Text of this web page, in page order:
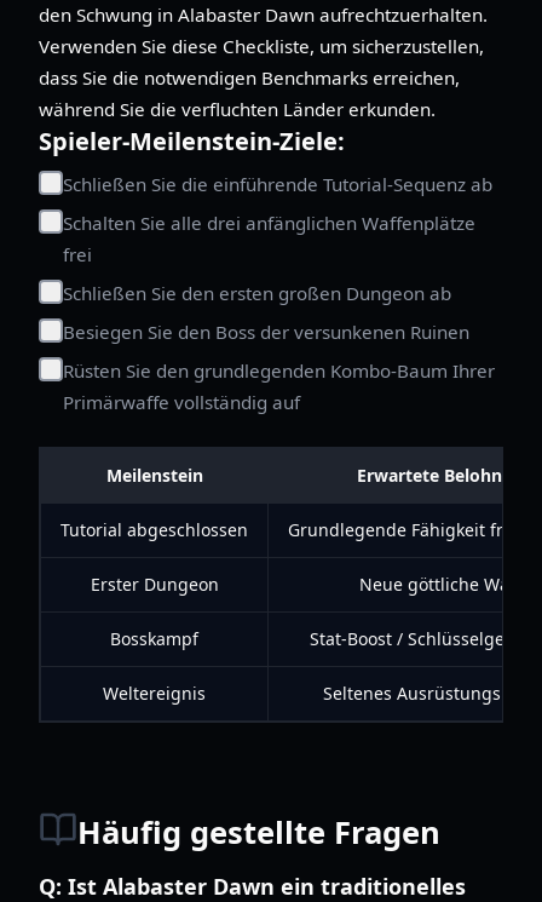
den Schwung in Alabaster Dawn aufrechtzuerhalten.
Verwenden Sie diese Checkliste, um sicherzustellen,
dass Sie die notwendigen Benchmarks erreichen,
während Sie die verfluchten Länder erkunden.
Spieler-Meilenstein-Ziele:
Schließen Sie die einführende Tutorial-Sequenz ab
Schalten Sie alle drei anfänglichen Waffenplätze
frei
Schließen Sie den ersten großen Dungeon ab
Besiegen Sie den Boss der versunkenen Ruinen
Rüsten Sie den grundlegenden Kombo-Baum Ihrer
Primärwaffe vollständig auf
Meilenstein Erwartete Belohnung
Tutorial abgeschlossen Grundlegende Fähigkeit
Erster Dungeon Neue göttliche Waffe
Bosskampf Stat-Boost /
Weltereignis Seltenes
Häufig gestellte Fragen
Q: Ist Alabaster Dawn ein traditionelles